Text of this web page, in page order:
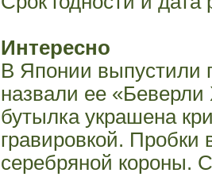
Интересно
В Японии выпустили
назвали ее
бутылка украшена
гравировкой.
серебряной короны.